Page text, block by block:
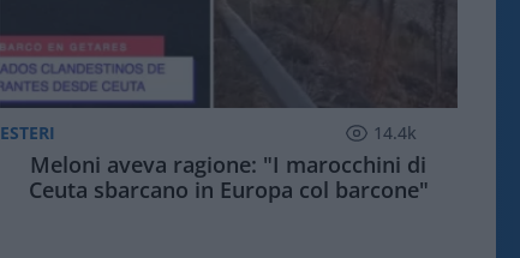
ESTERI 14.4k
Meloni aveva ragione: "I marocchini di
Ceuta sbarcano in Europa col barcone"